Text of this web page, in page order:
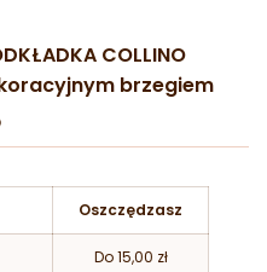
COLLINO
brzegiem
Oszczędzasz
Do 15,00 zł